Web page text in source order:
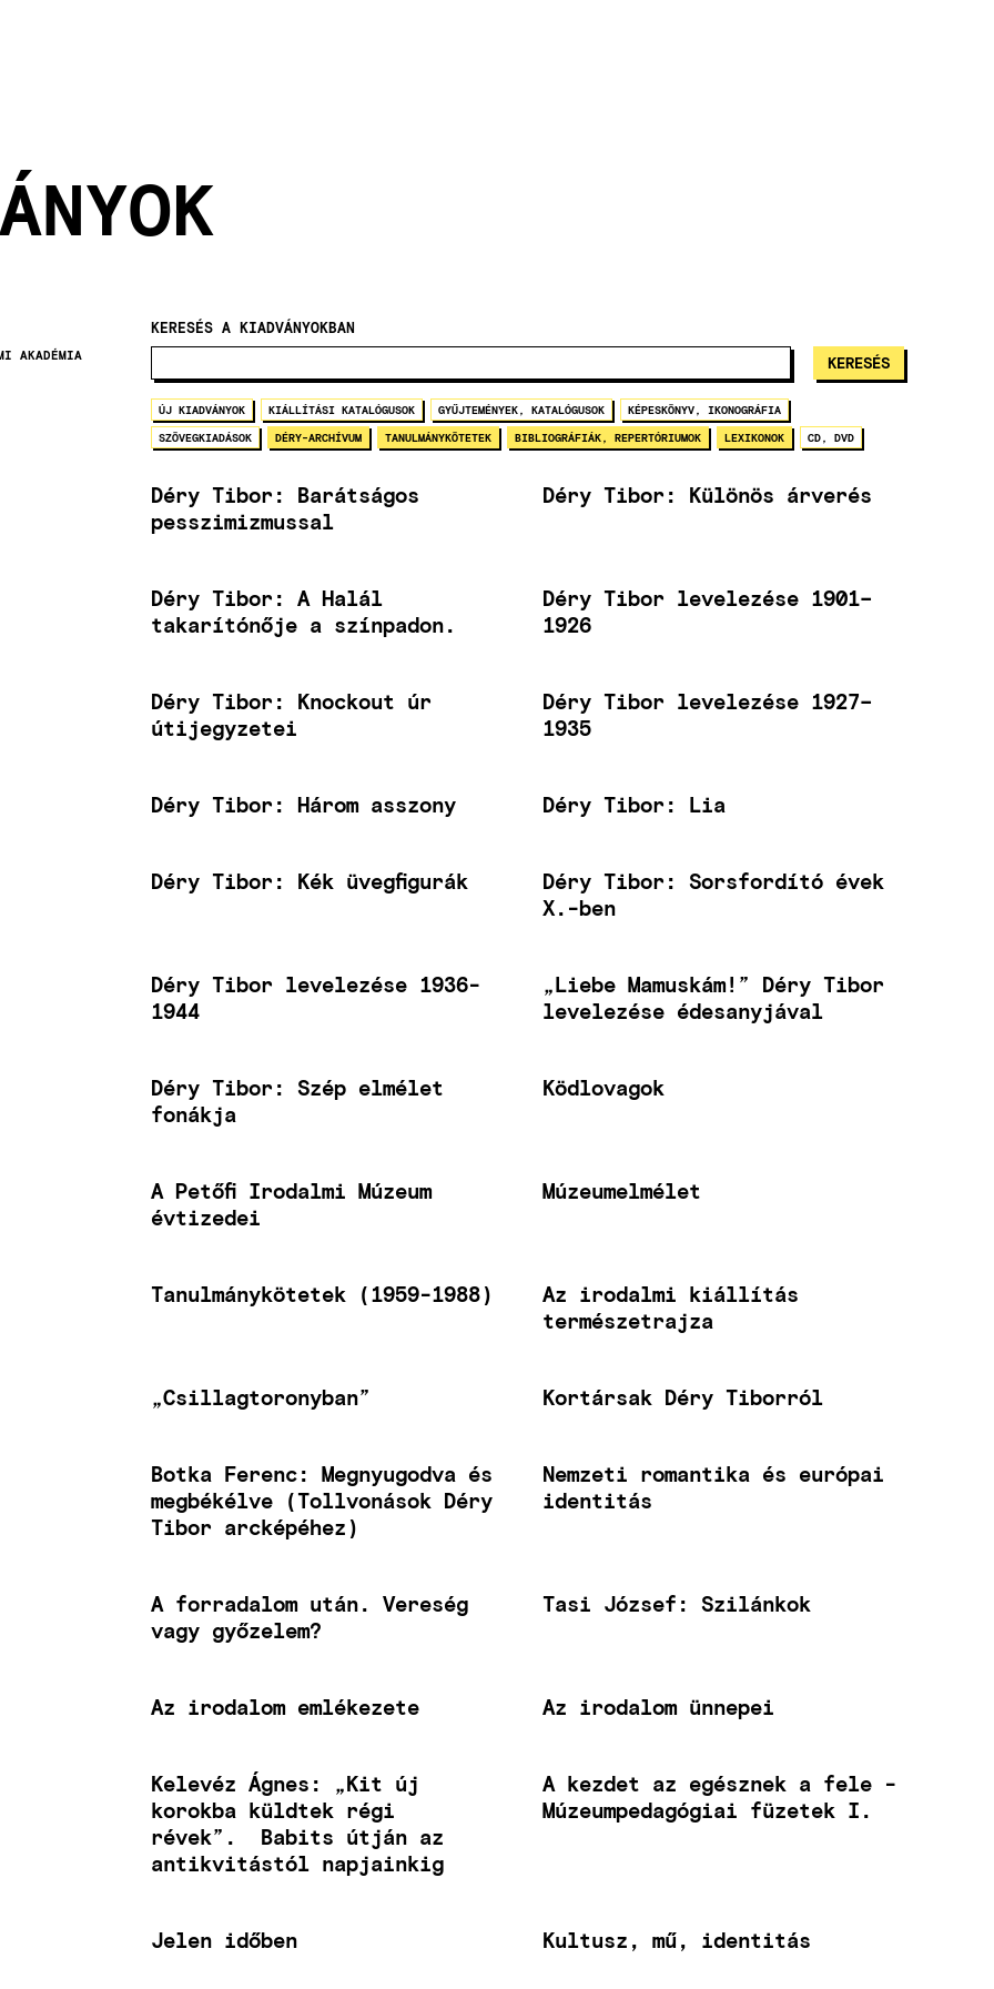
AKADÉMIA
KERESÉS A KIADVÁNYOKBAN
ÚJ KIADVÁNYOK KIÁLLÍTÁSI KATALÓGUSOK GYŰJTEMÉNYEK, KATALÓGUSOK KÉPESKÖNYV, IKONOGRÁFIA
SZÖVEGKIADÁSOK DÉRY-ARCHÍVUM TANULMÁNYKÖTETEK BIBLIOGRÁFIÁK, REPERTÓRIUMOK LEXIKONOK CD, DVD
Déry Tibor: Barátságos
pesszimizmussal
Déry Tibor: Különös árverés
Déry Tibor: A Halál
takarítónője a színpadon.
Déry Tibor levelezése 1901–
1926
Déry Tibor: Knockout úr
útijegyzetei
Déry Tibor levelezése 1927–
1935
Déry Tibor: Három asszony Déry Tibor: Lia
Déry Tibor: Kék üvegfigurák
Déry Tibor: Sorsfordító évek
X.-ben
Déry Tibor levelezése 1936-
1944
„Liebe Mamuskám!” Déry Tibor
levelezése édesanyjával
Déry Tibor: Szép elmélet
fonákja
Ködlovagok
A Petőfi Irodalmi Múzeum
évtizedei
Múzeumelmélet
Tanulmánykötetek (1959-1988)
Az irodalmi kiállítás
természetrajza
„Csillagtoronyban” Kortársak Déry Tiborról
Botka Ferenc: Megnyugodva és
megbékélve (Tollvonások Déry
Tibor arcképéhez)
Nemzeti romantika és európai
identitás
A forradalom után. Vereség
vagy győzelem?
Tasi József: Szilánkok
Az irodalom emlékezete Az irodalom ünnepei
Kelevéz Ágnes: „Kit új
korokba küldtek régi
révek”. Babits útján az
antikvitástól napjainkig
A kezdet az egésznek a fele -
Múzeumpedagógiai füzetek I.
Jelen időben Kultusz, mű, identitás